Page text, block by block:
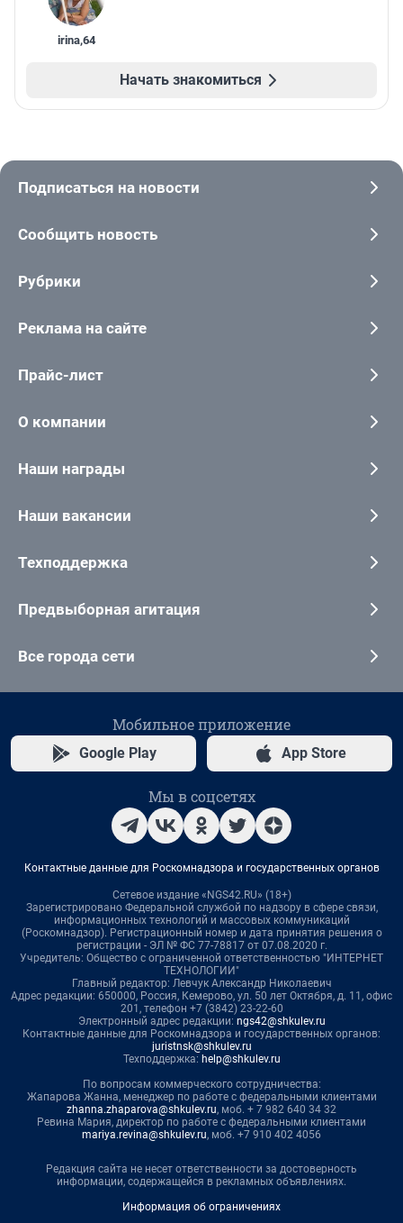
irina,64
Начать знакомиться
Подписаться на новости
Сообщить новость
Рубрики
Реклама на сайте
Прайс-лист
О компании
Наши награды
Наши вакансии
Техподдержка
Предвыборная агитация
Все города сети
Мобильное приложение
Google Play App Store
Мы в соцсетях
Контактные данные для Роскомнадзора и государственных органов
Сетевое издание «NGS42.RU» (18+)
Зарегистрировано Федеральной службой по надзору в сфере связи,
информационных технологий и массовых коммуникаций
(Роскомнадзор). Регистрационный номер и дата принятия решения о
регистрации - ЭЛ № ФС 77-78817 от 07.08.2020 г.
Учредитель: Общество с ограниченной ответственностью "ИНТЕРНЕТ
ТЕХНОЛОГИИ"
Главный редактор: Левчук Александр Николаевич
Адрес редакции: 650000, Россия, Кемерово, ул. 50 лет Октября, д. 11, офис
201, телефон +7 (3842) 23-22-60
Электронный адрес редакции: ngs42@shkulev.ru
Контактные данные для Роскомнадзора и государственных органов:
juristnsk@shkulev.ru
Техподдержка: help@shkulev.ru
По вопросам коммерческого сотрудничества:
Жапарова Жанна, менеджер по работе с федеральными клиентами
zhanna.zhaparova@shkulev.ru, моб. + 7 982 640 34 32
Ревина Мария, директор по работе с федеральными клиентами
mariya.revina@shkulev.ru, моб. +7 910 402 4056
Редакция сайта не несет ответственности за достоверность
информации, содержащейся в рекламных объявлениях.
Информация об ограничениях